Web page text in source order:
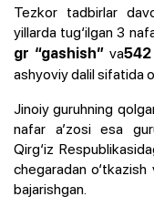
Tezkor tadbirlar
yillarda tug‘ilgan 3
gr “gashish”va
ashyoviy dalil sifatida
Jinoiy guruhning
nafar a’zosi esa
Qirg‘iz
chegaradan
bajarishgan.